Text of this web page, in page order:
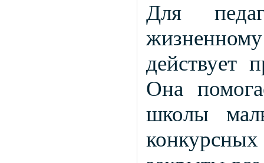
Для
действует
Она
школы